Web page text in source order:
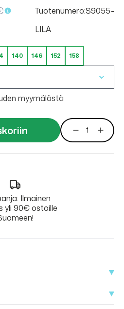
Tuotenumero:S9055-
LILA
140 146 152 158
myymälästä
Ilmainen
yli 90€ ostoille